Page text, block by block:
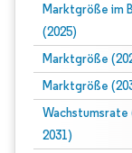
Marktgröße im
(2025)
Marktgröße
Marktgröße
Wachstumsrate
2031)